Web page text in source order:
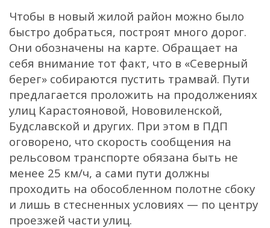
Чтобы в новый жилой район можно было
быстро добраться, построят много дорог.
Они обозначены на карте. Обращает на
себя внимание тот факт, что в «Северный
берег» собираются пустить трамвай. Пути
предлагается проложить на продолжениях
улиц Карастояновой, Нововиленской,
Будславской и других. При этом в ПДП
оговорено, что скорость сообщения на
рельсовом транспорте обязана быть не
менее 25 км/ч, а сами пути должны
проходить на обособленном полотне сбоку
и лишь в стесненных условиях — по центру
проезжей части улиц.